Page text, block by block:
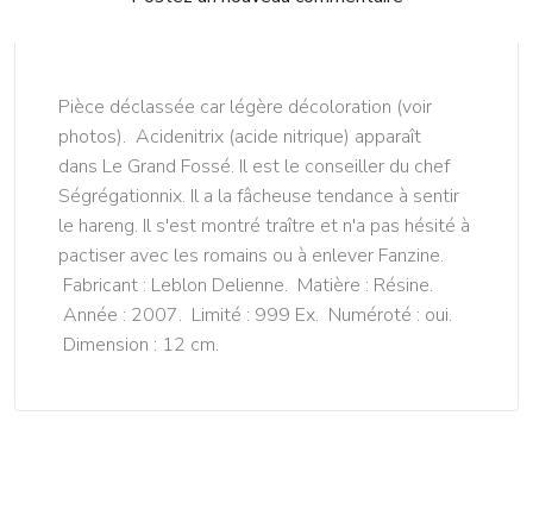
Pièce déclassée car légère décoloration (voir
photos). Acidenitrix (acide nitrique) apparaît
dans Le Grand Fossé. Il est le conseiller du chef
Ségrégationnix. Il a la fâcheuse tendance à sentir
le hareng. Il s'est montré traître et n'a pas hésité à
pactiser avec les romains ou à enlever Fanzine.
Fabricant : Leblon Delienne. Matière : Résine.
Année : 2007. Limité : 999 Ex. Numéroté : oui.
Dimension : 12 cm.